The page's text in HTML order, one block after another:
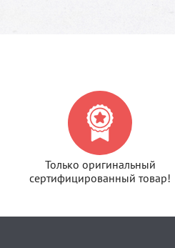
Только оригинальный
сертифицированный товар!